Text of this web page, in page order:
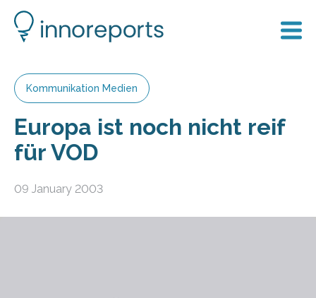
Kommunikation Medien
Europa ist noch nicht reif
für VOD
09 January 2003